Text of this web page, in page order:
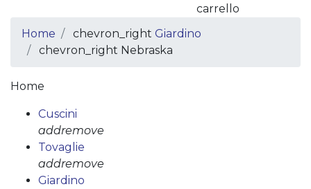
carrello
Home
chevron_right Giardino
chevron_right Nebraska
Home
Cuscini
addremove
Tovaglie
addremove
Giardino